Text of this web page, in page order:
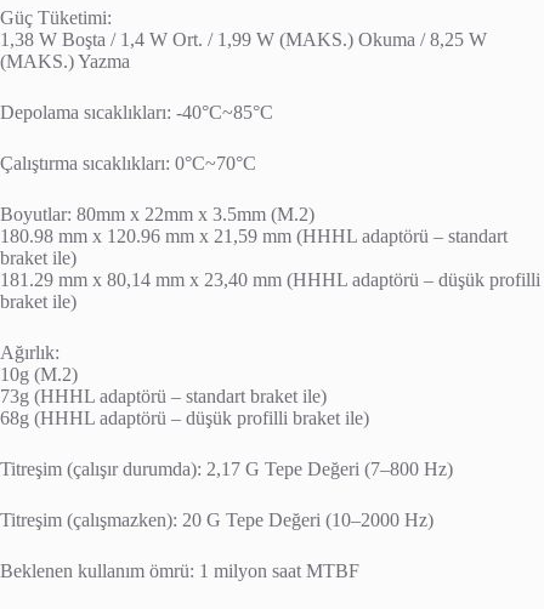
Güç Tüketimi:
1,38 W Boşta / 1,4 W Ort. / 1,99 W (MAKS.) Okuma / 8,25 W
(MAKS.) Yazma
Depolama sıcaklıkları: -40°C~85°C
Çalıştırma sıcaklıkları: 0°C~70°C
Boyutlar: 80mm x 22mm x 3.5mm (M.2)
180.98 mm x 120.96 mm x 21,59 mm (HHHL adaptörü – standart
braket ile)
181.29 mm x 80,14 mm x 23,40 mm (HHHL adaptörü – düşük profilli
braket ile)
Ağırlık:
10g (M.2)
73g (HHHL adaptörü – standart braket ile)
68g (HHHL adaptörü – düşük profilli braket ile)
Titreşim (çalışır durumda): 2,17 G Tepe Değeri (7–800 Hz)
Titreşim (çalışmazken): 20 G Tepe Değeri (10–2000 Hz)
Beklenen kullanım ömrü: 1 milyon saat MTBF